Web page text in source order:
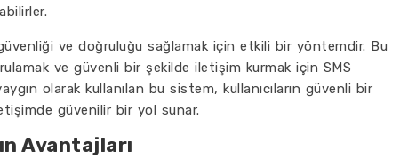
ve doğruluğu sağlamak için etkili bir yöntemdir. Bu
ve güvenli bir şekilde iletişim kurmak için SMS
olarak kullanılan bu sistem, kullanıcıların güvenli bir
güvenilir bir yol sunar.
Avantajları